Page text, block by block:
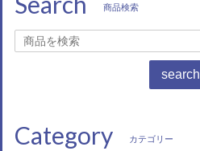
商品検索
search
Category カテゴリー